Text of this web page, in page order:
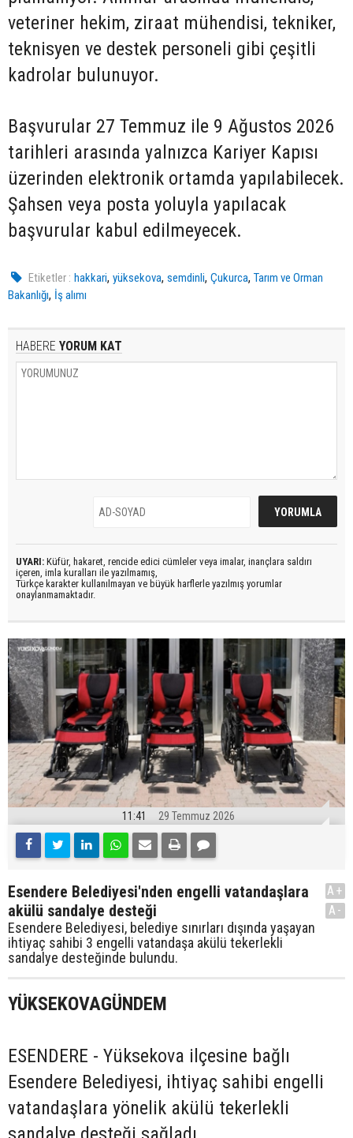
veteriner hekim, ziraat mühendisi, tekniker,
teknisyen ve destek personeli gibi çeşitli
kadrolar bulunuyor.
Başvurular 27 Temmuz ile 9 Ağustos 2026
tarihleri arasında yalnızca Kariyer Kapısı
üzerinden elektronik ortamda yapılabilecek.
Şahsen veya posta yoluyla yapılacak
başvurular kabul edilmeyecek.
Etiketler : hakkari,yüksekova,semdinli,Çukurca,Tarım ve Orman
Bakanlığı, İş alımı
HABERE YORUM KAT
UYARI: Küfür, hakaret, rencide edici cümleler veya imalar, inançlara saldırı
içeren, imla kuralları ile yazılmamış,
Türkçe karakter kullanılmayan ve büyük harflerle yazılmış yorumlar
onaylanmamaktadır.
11:41 29 Temmuz 2026
Esendere Belediyesi'nden engelli vatandaşlara
akülü sandalye desteği
Esendere Belediyesi, belediye sınırları dışında yaşayan
ihtiyaç sahibi 3 engelli vatandaşa akülü tekerlekli
sandalye desteğinde bulundu.
A+
A-
YÜKSEKOVAGÜNDEM
ESENDERE - Yüksekova ilçesine bağlı
Esendere Belediyesi, ihtiyaç sahibi engelli
vatandaşlara yönelik akülü tekerlekli